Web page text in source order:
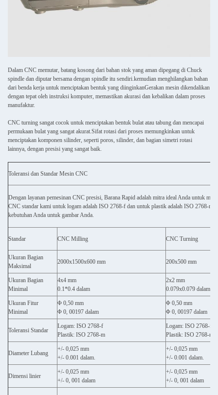
Dalam CNC memutar, batang kosong dari bahan stok yang aman dipegang di Chuck
spindle dan diputar bersama dengan spindle itu sendiri.kemudian menghilangkan bahan
dari benda kerja untuk menciptakan bentuk yang diinginkanGerakan mesin dikendalikan
dengan tepat oleh instruksi komputer, memastikan akurasi dan kebalikan dalam proses
manufaktur.
CNC turning sangat cocok untuk menciptakan bentuk bulat atau tabung dan mencapai
permukaan bulat yang sangat akurat.Sifat rotasi dari proses memungkinkan untuk
menciptakan komponen silinder, seperti poros, silinder, dan bagian simetri rotasi
lainnya, dengan presisi yang sangat baik.
Toleransi dan Standar Mesin CNC
Dengan layanan pemesinan CNC presisi, Barana Rapid adalah mitra ideal Anda untuk
CNC standar kami untuk logam adalah ISO 2768-f dan untuk plastik adalah ISO 2768-
kebutuhan Anda untuk gambar Anda.
Standar CNC Milling CNC Turning
Ukuran Bagian
Maksimal
2000x1500x600 mm 200x500 mm
Ukuran Bagian
Minimal
4x4 mm
0.1*0.4 dalam
2x2 mm
0.079x0.079 dalam
Ukuran Fitur
Minimal
Φ 0,50 mm
Φ 0, 00197 dalam
Φ 0,50 mm
Φ 0, 00197 dalam
Toleransi Standar
Logam: ISO 2768-f
Plastik: ISO 2768-m
Logam: ISO 2768-f
Plastik: ISO 2768-m
Diameter Lubang
+/- 0,025 mm
+/- 0.001 dalam.
+/- 0,025 mm
+/- 0.001 dalam.
Dimensi linier
+/- 0,025 mm
+/- 0, 001 dalam
+/- 0,025 mm
+/- 0, 001 dalam